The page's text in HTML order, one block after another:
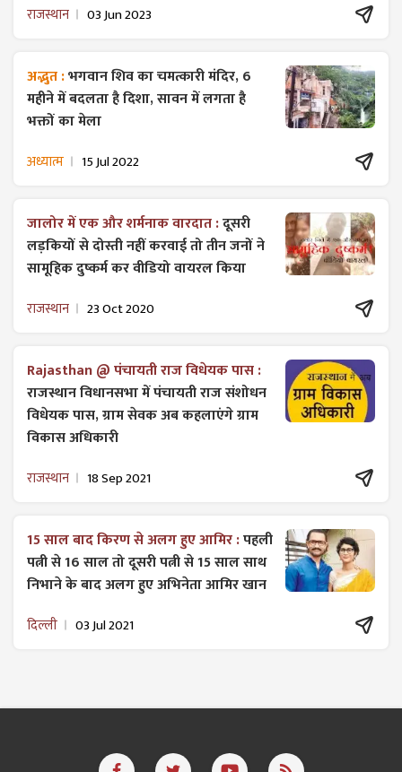
राजस्थान 03 Jun 2023
अद्भुत :भगवान शिव का चमत्कारी मंदिर, 6
महीने में बदलता है दिशा, सावन में लगता है
भक्तों का मेला
अध्यात्म 15 Jul 2022
जालोर में एक और शर्मनाक वारदात :दूसरी
लड़कियों से दोस्ती नहीं करवाई तो तीन जनों ने
सामूहिक दुष्कर्म कर वीडियो वायरल किया
राजस्थान 23 Oct 2020
Rajasthan @ पंचायती राज विधेयक पास :
राजस्थान विधानसभा में पंचायती राज ​संशोधन
विधेयक पास, ग्राम सेवक अब कहलाएंगे ग्राम
विकास अधिकारी
राजस्थान 18 Sep 2021
15 साल बाद किरण से अलग हुए आमिर :पहली
पत्नी से 16 साल तो दूसरी पत्नी से 15 साल साथ
निभाने के बाद अलग हुए अभिनेता आमिर खान
दिल्ली 03 Jul 2021